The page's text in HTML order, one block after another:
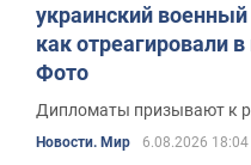
украинский
как отреагировали
Фото
Дипломаты призывают к
Новости. Мир 6.08.2026 18:04